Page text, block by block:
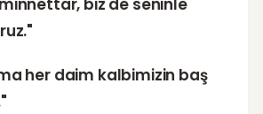
biz de seninle
her daim kalbimizin baş